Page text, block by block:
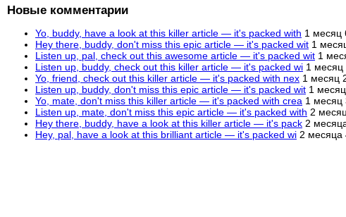
Новые комментарии
Yo, buddy, have a look at this killer article — it's packed with 1 месяц
Hey there, buddy, don't miss this epic article — it's packed wit 1
Listen up, pal, check out this awesome article — it's packed wit 1
Listen up, buddy, check out this killer article — it's packed wi 1 месяц
Yo, friend, check out this killer article — it's packed with nex 1 месяц
Listen up, buddy, don't miss this epic article — it's packed wit 1
Yo, mate, don't miss this killer article — it's packed with crea 1 месяц
Listen up, mate, don't miss this epic article — it's packed with 2
Hey there, buddy, have a look at this killer article — it's pack 2
Hey, pal, have a look at this brilliant article — it's packed wi 2 месяца